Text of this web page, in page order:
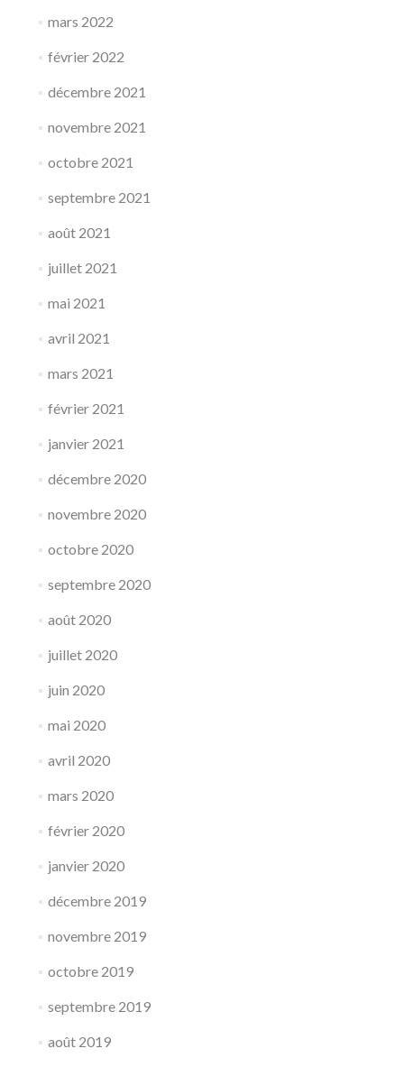
mars 2022
février 2022
décembre 2021
novembre 2021
octobre 2021
septembre 2021
août 2021
juillet 2021
mai 2021
avril 2021
mars 2021
février 2021
janvier 2021
décembre 2020
novembre 2020
octobre 2020
septembre 2020
août 2020
juillet 2020
juin 2020
mai 2020
avril 2020
mars 2020
février 2020
janvier 2020
décembre 2019
novembre 2019
octobre 2019
septembre 2019
août 2019